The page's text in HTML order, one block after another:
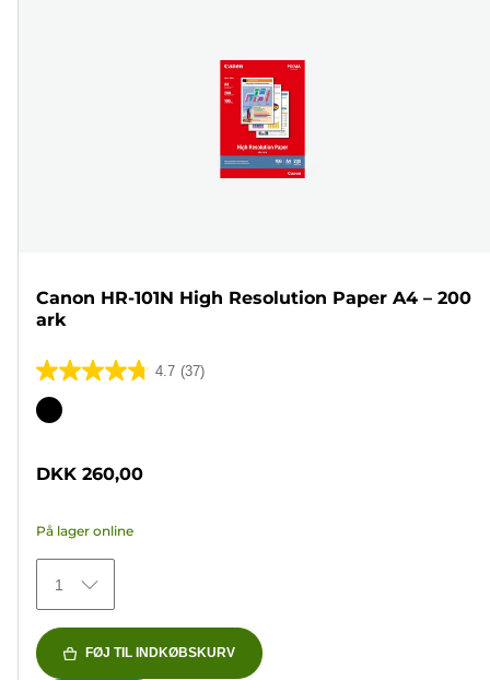
Canon HR-101N High Resolution Paper A4 – 200
ark
4.7 (37)
4.7
ud
stjerner.
anmeldelser
Farvepatron
DKK 260,00
På lager online
1
FØJ TIL INDKØBSKURV